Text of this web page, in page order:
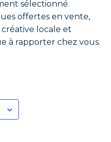
sélectionné.
offertes en vente,
locale et
rapporter chez vous.